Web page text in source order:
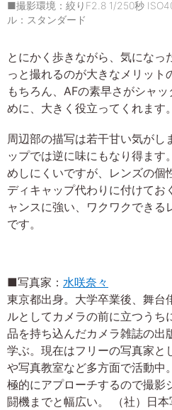
■撮影環境：絞りF2.8 1/250秒
ル：スタンダード
とにかく歩きながら、気になっ
っと撮れるのが大きなメリット
もちろん、AFの素早さがシャ
めに、大きく役立ってくれます。
周辺部の描写は若干甘い気がし
ップでは逆に味にもなり得ます
めしにくいですが、レンズの個
ディキャップ代わりに付けてお
ャンスに強い、ワクワクできる
です。
■写真家： 水咲奈々
東京都出身。大学卒業後、舞台
ルとしてカメラの前に立つうち
品を持ち込んだカメラ雑誌の出
学ぶ。現在はフリーの写真家と
や写真教室など多方面で活動中
極的にアプローチするので撮影
闘機までと幅広い。 （社）日本